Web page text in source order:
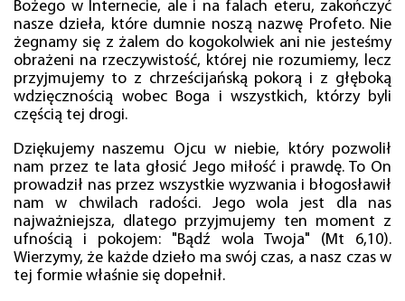
Bożego w Internecie, ale i na falach eteru, zakończyć
nasze dzieła, które dumnie noszą nazwę Profeto. Nie
żegnamy się z żalem do kogokolwiek ani nie jesteśmy
obrażeni na rzeczywistość, której nie rozumiemy, lecz
przyjmujemy to z chrześcijańską pokorą i z głęboką
wdzięcznością wobec Boga i wszystkich, którzy byli
częścią tej drogi.
Dziękujemy naszemu Ojcu w niebie, który pozwolił
nam przez te lata głosić Jego miłość i prawdę. To On
prowadził nas przez wszystkie wyzwania i błogosławił
nam w chwilach radości. Jego wola jest dla nas
najważniejsza, dlatego przyjmujemy ten moment z
ufnością i pokojem: "Bądź wola Twoja" (Mt 6,10).
Wierzymy, że każde dzieło ma swój czas, a nasz czas w
tej formie właśnie się dopełnił.